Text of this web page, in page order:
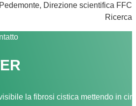
Direzione scientifica FFC
Ricerca
la fibrosi cistica mettendo in